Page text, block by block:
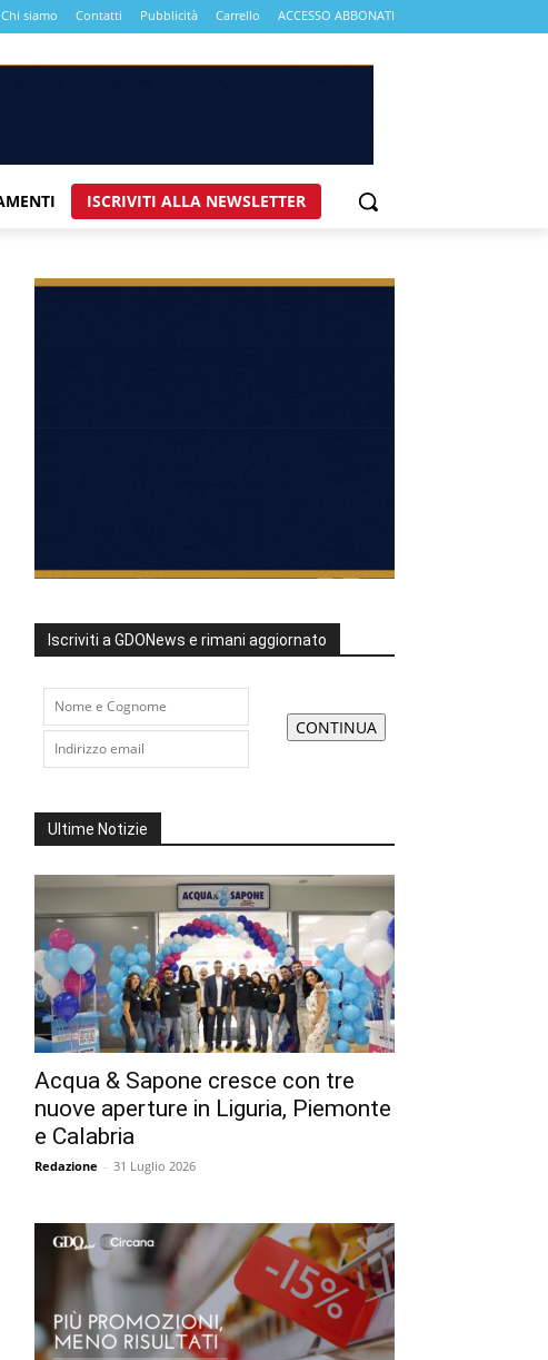
Chi siamo Contatti Pubblicità Carrello ACCESSO ABBONATI
ISCRIVITI ALLA NEWSLETTER
Iscriviti a GDONews e rimani aggiornato
Ultime Notizie
Acqua & Sapone cresce con tre
nuove aperture in Liguria, Piemonte
e Calabria
Redazione - 31 Luglio 2026